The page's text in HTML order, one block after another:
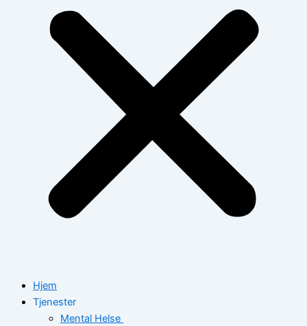
Hjem
Tjenester
Mental Helse